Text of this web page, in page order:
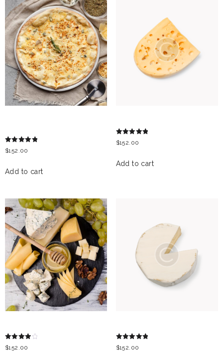
Rated
5.00
$152.00
Add to cart
Rated
5.00
$152.00
Add to cart
Rated
4.00
$152.00
Rated
5.00
$152.00